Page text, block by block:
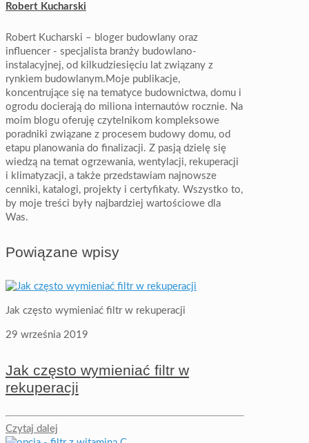
Robert Kucharski
Robert Kucharski – bloger budowlany oraz
influencer - specjalista branży budowlano-
instalacyjnej, od kilkudziesięciu lat związany z
rynkiem budowlanym.Moje publikacje,
koncentrujące się na tematyce budownictwa, domu i
ogrodu docierają do miliona internautów rocznie. Na
moim blogu oferuję czytelnikom kompleksowe
poradniki związane z procesem budowy domu, od
etapu planowania do finalizacji. Z pasją dzielę się
wiedzą na temat ogrzewania, wentylacji, rekuperacji
i klimatyzacji, a także przedstawiam najnowsze
cenniki, katalogi, projekty i certyfikaty. Wszystko to,
by moje treści były najbardziej wartościowe dla
Was.
Powiązane wpisy
Jak często wymieniać filtr w rekuperacji
29 września 2019
Jak często wymieniać filtr w
rekuperacji
Czytaj dalej